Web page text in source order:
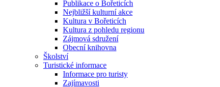
Publikace o Bořeticích
Nejbližší kulturní akce
Kultura v Bořeticích
Kultura z pohledu regionu
Zájmová sdružení
Obecní knihovna
Školství
Turistické informace
Informace pro turisty
Zajímavosti